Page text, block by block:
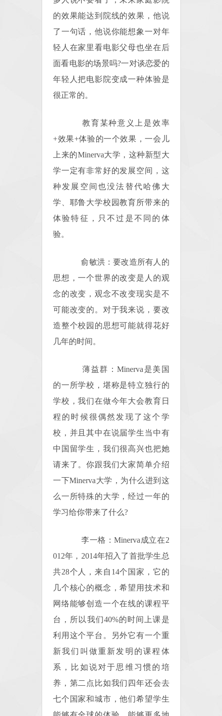
的效果能达到院线的效果，他说
了一句话，他说你能想象一对年
轻人在家里看电影父母也坐在后
面看电影的场景吗?一对谈恋爱的
年轻人把电影院变成一种体验是
很正常的。
教育某种意义上是效率
+效果+体验的一个效果，一会儿
上来的Minerva大学，这种新型大
学一定有非常好的发展空间，这
种发展空间也没法替代哈佛大
学、耶鲁大学校园教育所带来的
体验特征，只不过是不同的体
验。
俞敏洪：要改造所有人的
思想，一个世界的改变是人的观
念的改变，观念不改变现实是不
可能改变的。对于我来说，要改
造整个校园的思想可能就得花好
几年的时间。
薄益群：Minerva是美国
的一所学校，堪称是特立独行的
学校，我们在做今年大会教育日
程的时候很偶然发现了这个学
校，并且其中在说届学生当中有
中国留学生，我们很高兴也把她
请来了。你跟我们大家简单介绍
一下Minerva大学，为什么进到这
么一所特殊的大学，经过一年的
学习给你带来了什么?
李一格：Minerva成立在2
012年，2014年招入了首批学生总
共28个人，来自14个国家，它的
几个核心的概念，希望用技术和
网络能够创造一个在线的课程平
台，所以我们40%的时间上课是
利用这个平台。另外它有一个重
新我们叫做重新发明的课程体
系，比如说对于思维习惯的培
养，第二点比如我们四年还会去
七个国家和城市，他们希望学生